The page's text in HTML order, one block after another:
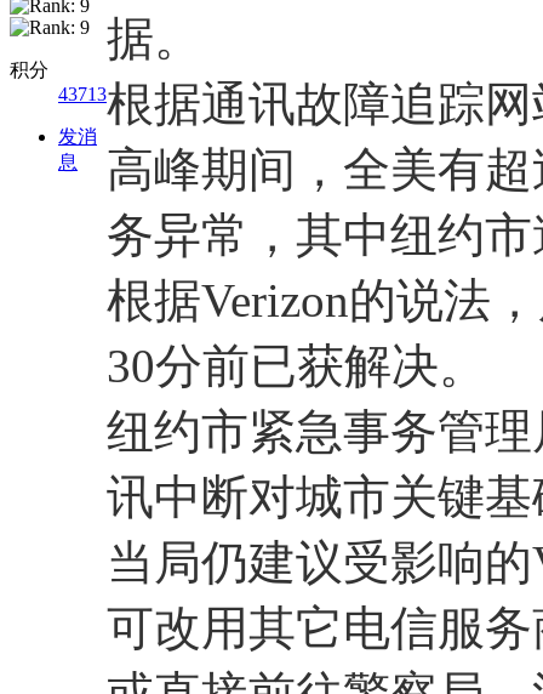
积分
43713
发消
息
据。
根据通讯故障追踪网
高峰期间，全美有
务异常，其中纽约
根据Verizon的说法
30分前已获解决。
纽约市紧急事务管
讯中断对城市关键
当局仍建议受影响
可改用其它电信服